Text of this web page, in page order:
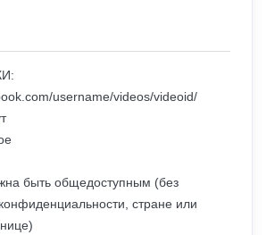
username/videos/videoid/
быть общедоступным (без
стране или